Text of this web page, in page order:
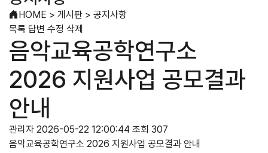
HOME > 게시판 > 공지사항
목록 답변 수정 삭제
음악교육공학연구소
2026 지원사업 공모결과
안내
관리자 2026-05-22 12:00:44 조회 307
음악교육공학연구소 2026 지원사업 공모결과 안내